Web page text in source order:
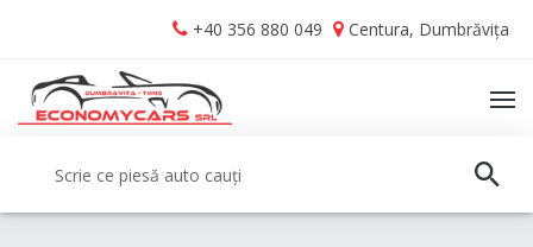
navigation
content
+40 356 880 049 Centura, Dumbrăvița